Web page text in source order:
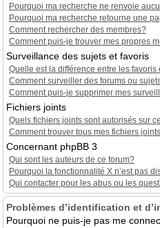
Pourquoi ma recherche ne renvoie
Pourquoi ma recherche retourne une
Comment rechercher des membres?
Comment puis-je trouver mes propres
Surveillance des sujets et favoris
Quelle est la différence entre les
Comment surveiller des forums ou
Comment puis-je supprimer mes
Fichiers joints
Quels fichiers joints sont autorisés sur
Comment trouver tous mes fichiers
Concernant phpBB 3
Qui sont les auteurs de ce forum?
Pourquoi la fonctionnalité X n’est pas
Qui contacter pour les abus ou les
Problèmes d’identification et
Pourquoi ne puis-je pas me